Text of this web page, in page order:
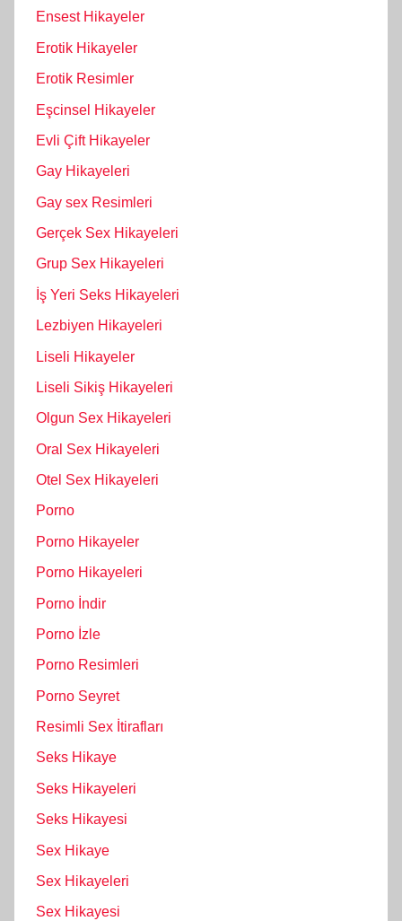
Ensest Hikayeler
Erotik Hikayeler
Erotik Resimler
Eşcinsel Hikayeler
Evli Çift Hikayeler
Gay Hikayeleri
Gay sex Resimleri
Gerçek Sex Hikayeleri
Grup Sex Hikayeleri
İş Yeri Seks Hikayeleri
Lezbiyen Hikayeleri
Liseli Hikayeler
Liseli Sikiş Hikayeleri
Olgun Sex Hikayeleri
Oral Sex Hikayeleri
Otel Sex Hikayeleri
Porno
Porno Hikayeler
Porno Hikayeleri
Porno İndir
Porno İzle
Porno Resimleri
Porno Seyret
Resimli Sex İtirafları
Seks Hikaye
Seks Hikayeleri
Seks Hikayesi
Sex Hikaye
Sex Hikayeleri
Sex Hikayesi